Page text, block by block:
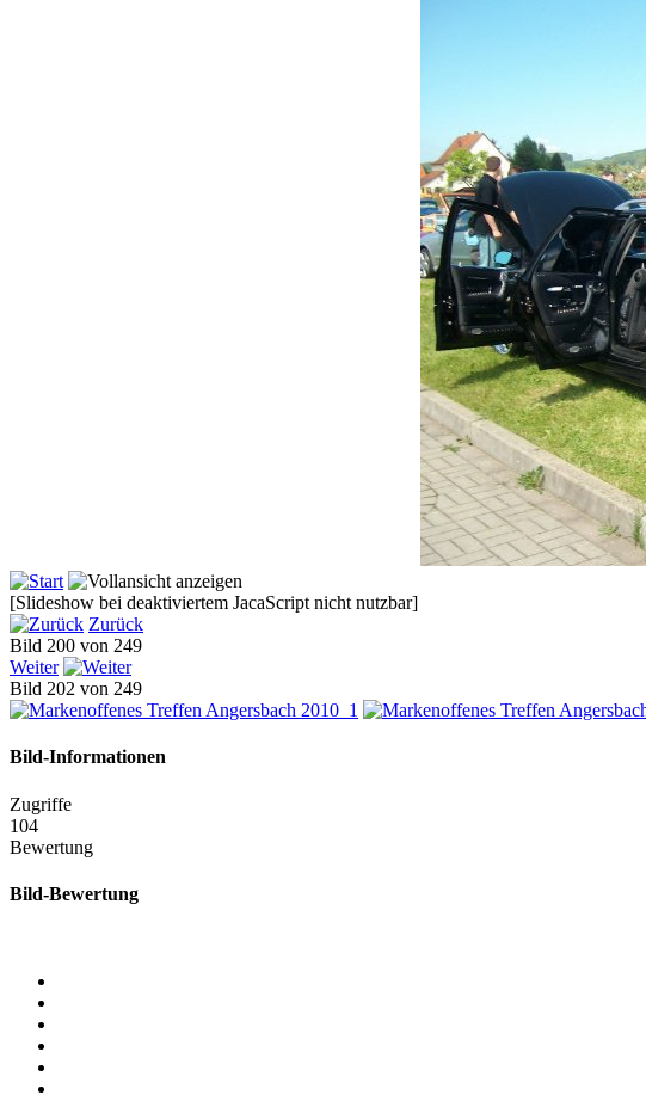
[Slideshow bei deaktiviertem JacaScript nicht nutzbar]
Zurück
Bild 200 von 249
Weiter
Bild 202 von 249
Bild-Informationen
Zugriffe
104
Bewertung
Bild-Bewertung